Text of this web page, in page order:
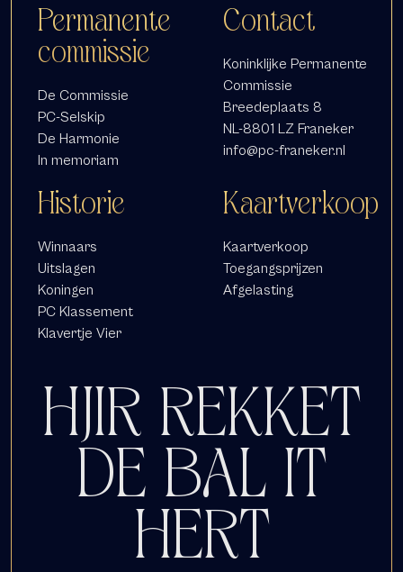
Contact
Koninklijke Permanente
Commissie
Breedeplaats 8
NL-8801 LZ Franeker
info@pc-franeker.nl
Permanente
commissie
De Commissie
PC-Selskip
De Harmonie
In memoriam
Historie
Winnaars
Uitslagen
Koningen
PC Klassement
Klavertje Vier
Kaartverkoop
Kaartverkoop
Toegangsprijzen
Afgelasting
HJIR REKKET
DE BAL IT
HERT